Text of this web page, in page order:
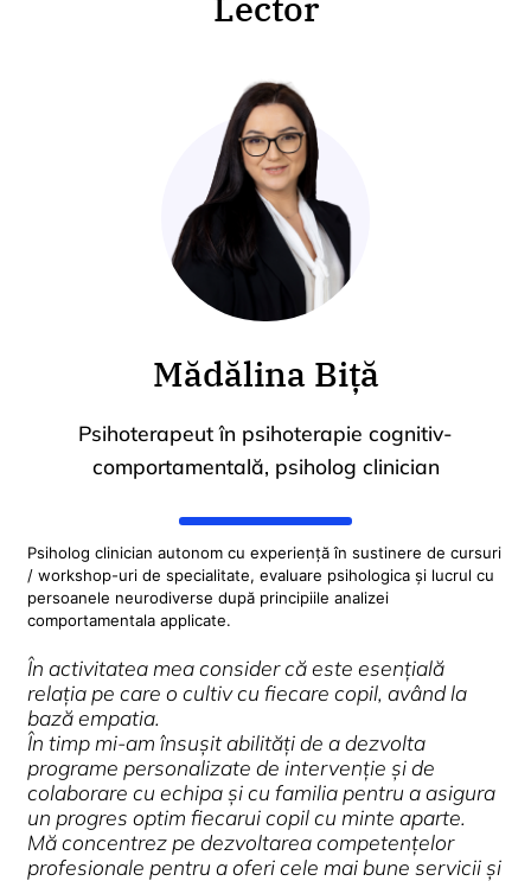
Mădălina Biță
Psihoterapeut în psihoterapie cognitiv-
comportamentală, psiholog clinician
Psiholog clinician autonom cu experiență în sustinere de cursuri
/ workshop-uri de specialitate, evaluare psihologica și lucrul cu
persoanele neurodiverse după principiile analizei
comportamentala applicate.
În activitatea mea consider că este esențială
relația pe care o cultiv cu fiecare copil, având la
bază empatia.
În timp mi-am însușit abilități de a dezvolta
programe personalizate de intervenție și de
colaborare cu echipa și cu familia pentru a asigura
un progres optim fiecarui copil cu minte aparte.
Mă concentrez pe dezvoltarea competențelor
profesionale pentru a oferi cele mai bune servicii și